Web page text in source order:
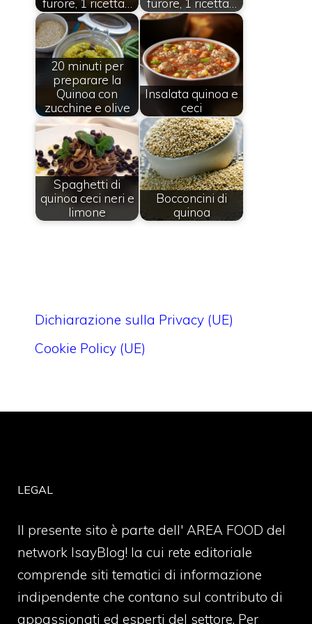
furore, 1 ricetta…
furore, 1 ricetta…
20 minuti per
preparare la
Quinoa con
zucchine e olive
Insalata quinoa e
ceci
Spaghetti di
quinoa ceci neri e
limone
Bocconcini di
quinoa
Dichiarazione sulla Privacy (UE)
Cookie Policy (UE)
LEGAL
Il presente sito è parte dell' AREA FOOD del
network IsayBlog! la cui rete editoriale
comprende siti tematici di informazione
indipendente che contano sul contributo di
appassionati ed esperti del settore. Per